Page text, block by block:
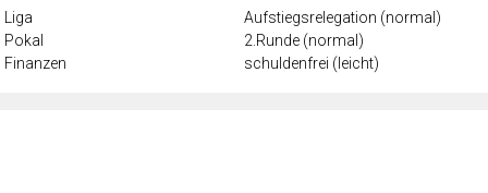
Liga
Aufstiegsrelegation (normal)
Pokal
2.Runde (normal)
Finanzen
schuldenfrei (leicht)